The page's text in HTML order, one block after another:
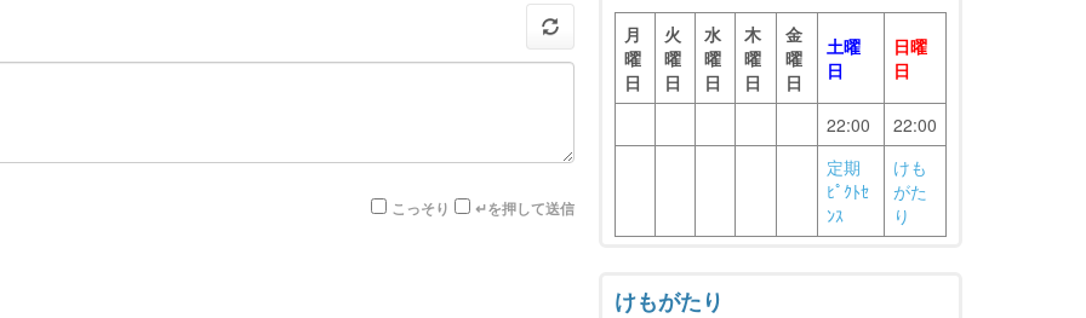
こっそり ↵を押して送信
月
曜
日
火
曜
日
水
曜
日
木
曜
日
金
曜
日
土曜
日
日曜
日
22:00
22:00
定期
ﾋﾟｸﾄｾ
ﾝｽ
けも
がた
り
けもがたり